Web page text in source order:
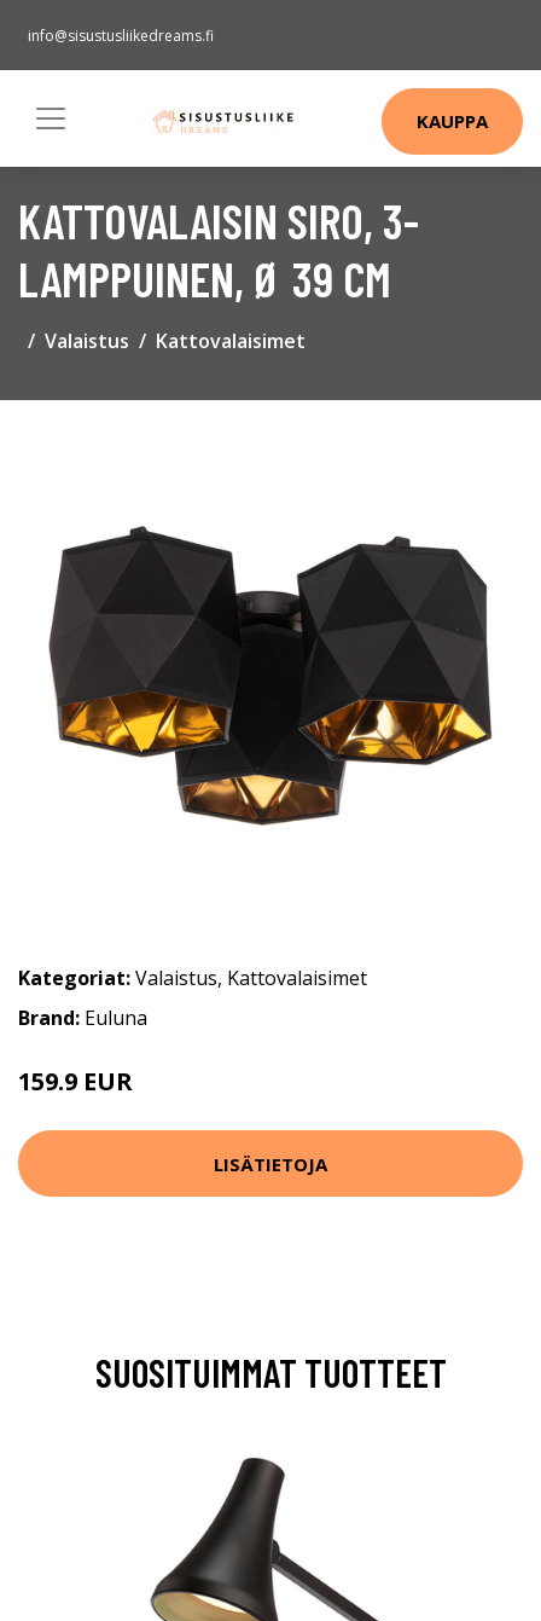
info@sisustusliikedreams.fi
KAUPPA
KATTOVALAISIN SIRO, 3-
LAMPPUINEN, Ø 39 CM
Valaistus Kattovalaisimet
Kategoriat:Valaistus, Kattovalaisimet
Brand: Euluna
159.9 EUR
LISÄTIETOJA
SUOSITUIMMAT TUOTTEET